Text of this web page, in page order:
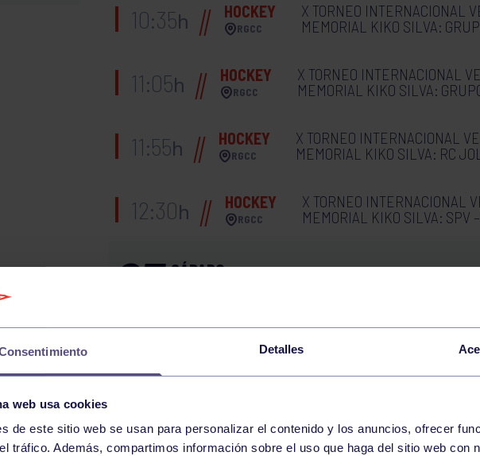
Detalles
web usa cookies
de este sitio web se usan para personalizar el contenido y los anuncios, ofrecer
tráfico. Además, compartimos información sobre el uso que haga del sitio web con
10:35h HOCKEY
RGCC
X TORNEO INTERNACIONAL
MEMORIAL KIKO SILVA:
11:05h HOCKEY
RGCC
X TORNEO INTERNACIONAL
MEMORIAL KIKO SILVA:
11:55h HOCKEY
RGCC
X TORNEO INTERNACIONAL
MEMORIAL KIKO SILVA: RC
12:30h HOCKEY
RGCC
X TORNEO INTERNACIONAL
MEMORIAL KIKO SILVA: SPV
23 SÁBADO
HOCKEY
X TORNEO INTERNACIONAL
MEMORIAL KIKO SILVA:
MEMORIAL KIKO SILVA: